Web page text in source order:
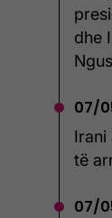
dhe
07/
Irani
të
07/